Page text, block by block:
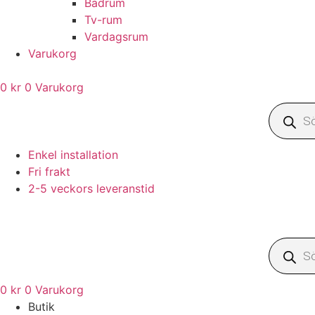
Badrum
Tv-rum
Vardagsrum
Varukorg
0 kr 0 Varukorg
Enkel installation
Fri frakt
2-5 veckors leveranstid
0 kr 0 Varukorg
Butik